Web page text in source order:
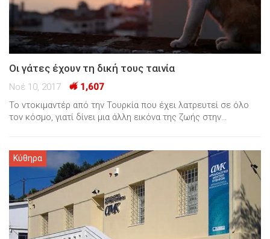
Οι γάτες έχουν τη δική τους ταινία
Νοέ 10, 2017
1,607
Το ντοκιμαντέρ από την Τουρκία που έχει λατρευτεί σε όλο
τον κόσμο, γιατί δίνει μια άλλη εικόνα της ζωής στην…
Κύθηρα